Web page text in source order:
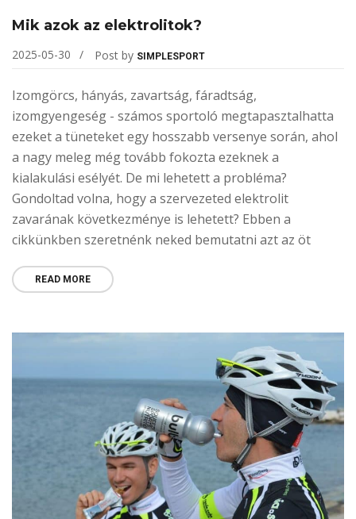
Mik azok az elektrolitok?
2025-05-30 Post by SIMPLESPORT
Izomgörcs, hányás, zavartság, fáradtság,
izomgyengeség - számos sportoló megtapasztalhatta
ezeket a tüneteket egy hosszabb versenye során, ahol
a nagy meleg még tovább fokozta ezeknek a
kialakulási esélyét. De mi lehetett a probléma?
Gondoltad volna, hogy a szervezeted elektrolit
zavarának következménye is lehetett? Ebben a
cikkünkben szeretnénk neked bemutatni azt az öt
READ MORE